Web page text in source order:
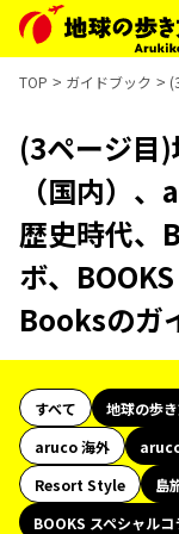
TOP ガイドブック
(3ページ目
（国内）
歴史時代、
ボ、
Booksのガ
すべて 地球の歩
aruco 海外
Resort Style
島
BOOKS スペシャルコ